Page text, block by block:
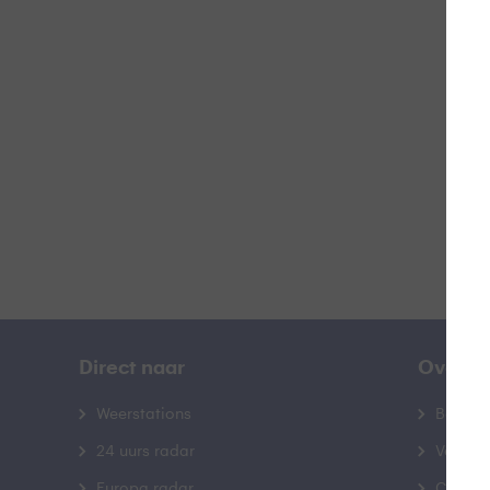
Direct naar
Weerstations
24 uurs radar
Over